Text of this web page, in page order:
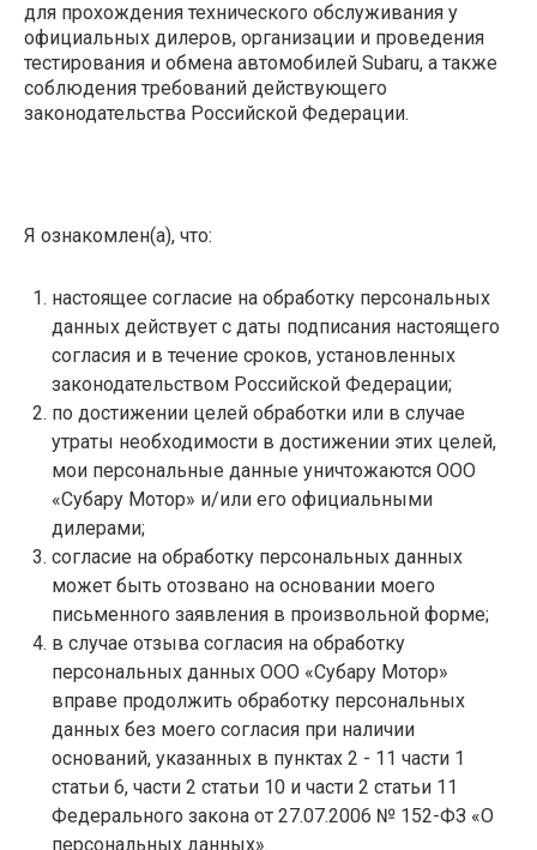
для прохождения технического обслуживания у
официальных дилеров, организации и проведения
тестирования и обмена автомобилей Subaru, а также
соблюдения требований действующего
законодательства Российской Федерации.
Я ознакомлен(а), что:
настоящее согласие на обработку персональных
данных действует с даты подписания настоящего
согласия и в течение сроков, установленных
законодательством Российской Федерации;
по достижении целей обработки или в случае
утраты необходимости в достижении этих целей,
мои персональные данные уничтожаются ООО
«Субару Мотор» и/или его официальными
дилерами;
согласие на обработку персональных данных
может быть отозвано на основании моего
письменного заявления в произвольной форме;
в случае отзыва согласия на обработку
персональных данных ООО «Субару Мотор»
вправе продолжить обработку персональных
данных без моего согласия при наличии
оснований, указанных в пунктах 2 - 11 части 1
статьи 6, части 2 статьи 10 и части 2 статьи 11
Федерального закона от 27.07.2006 № 152-ФЗ «О
персональных данных».